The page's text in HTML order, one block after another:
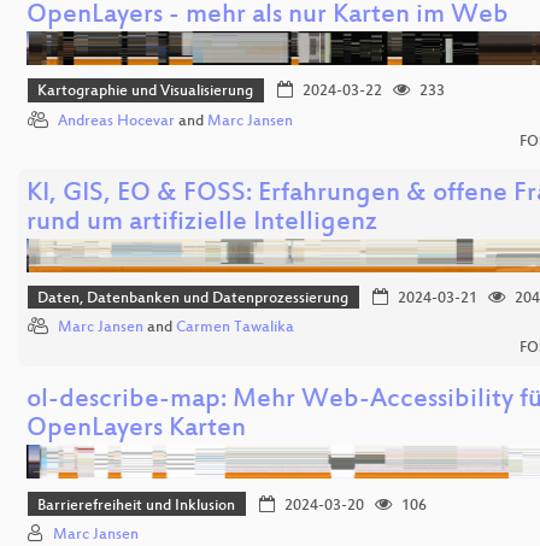
OpenLayers - mehr als nur Karten im Web
Kartographie und Visualisierung 2024-03-22
233
Andreas Hocevar and Marc Jansen
KI, GIS, EO & FOSS: Erfahrungen & offene
rund um artifizielle Intelligenz
Daten, Datenbanken und Datenprozessierung 2024-03-21
204
Marc Jansen and Carmen Tawalika
ol-describe-map: Mehr Web-Accessibility
OpenLayers Karten
Barrierefreiheit und Inklusion 2024-03-20
106
Marc Jansen